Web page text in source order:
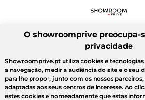
O showroomprive preocupa-
privacidade
Showroomprive.pt utiliza cookies e tecnologias
a navegação, medir a audiência do site e o seu
para lhe propor, junto com os nossos
adaptadas aos seus centros de interesse. Ao
estes cookies e nomeadamente que estas